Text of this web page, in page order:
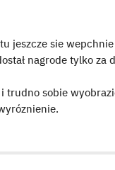
jeszcze sie
nagrode tylko za
i trudno sobie